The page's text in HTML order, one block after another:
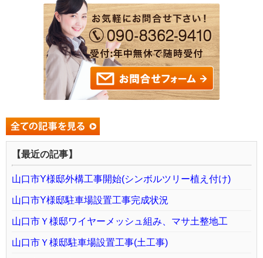
【最近の記事】
山口市Y様邸外構工事開始(シンボルツリー植え付け)
山口市Y様邸駐車場設置工事完成状況
山口市Ｙ様邸ワイヤーメッシュ組み、マサ土整地工
山口市Ｙ様邸駐車場設置工事(土工事)